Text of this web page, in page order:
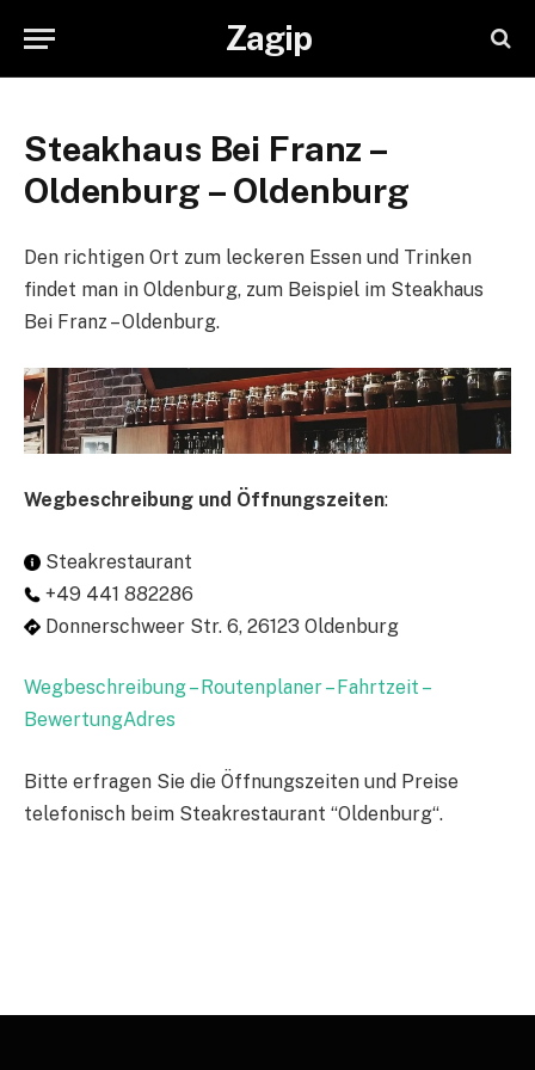
Zagip
Steakhaus Bei Franz –
Oldenburg – Oldenburg
Den richtigen Ort zum leckeren Essen und Trinken
findet man in Oldenburg, zum Beispiel im Steakhaus
Bei Franz – Oldenburg.
Wegbeschreibung und Öffnungszeiten:
Steakrestaurant
+49 441 882286
Donnerschweer Str. 6, 26123 Oldenburg
Wegbeschreibung – Routenplaner – Fahrtzeit –
BewertungAdres
Bitte erfragen Sie die Öffnungszeiten und Preise
telefonisch beim Steakrestaurant “Oldenburg“.